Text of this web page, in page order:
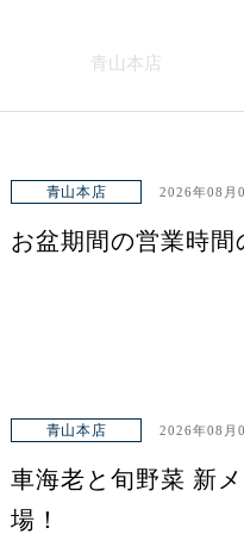
青山本店
青山本店 2026年08月
お盆期間の営業時間
青山本店 2026年08月
車海老と旬野菜 新
場！